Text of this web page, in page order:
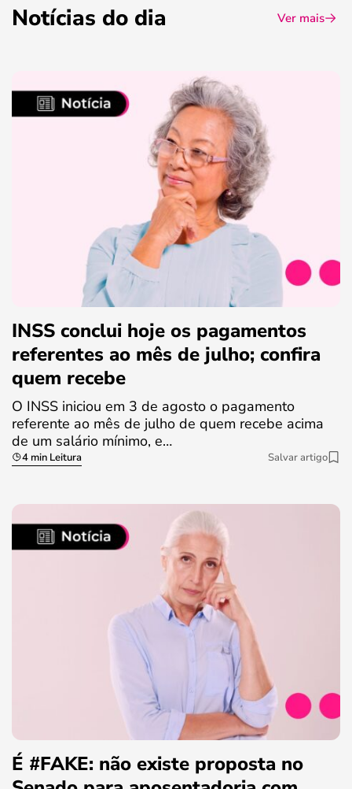
Notícias do dia Ver mais
INSS conclui hoje os pagamentos
referentes ao mês de julho; confira
quem recebe
O INSS iniciou em 3 de agosto o pagamento
referente ao mês de julho de quem recebe acima
de um salário mínimo, e…
4 min Leitura Salvar artigo
É #FAKE: não existe proposta no